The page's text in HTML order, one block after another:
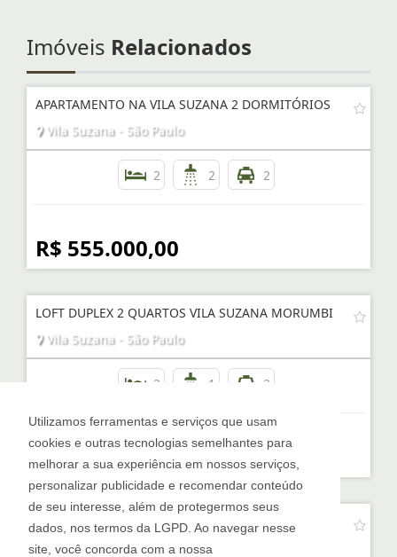
Utilizamos ferramentas e serviços que usam
cookies e outras tecnologias semelhantes para
melhorar a sua experiência em nossos serviços,
personalizar publicidade e recomendar conteúdo
de seu interesse, além de protegermos seus
dados, nos termos da LGPD. Ao navegar nesse
site, você concorda com a nossa
Imóveis Relacionados
APARTAMENTO NA VILA SUZANA 2 DORMITÓRIOS
Vila Suzana - São Paulo
2 2 2
R$ 555.000,00
LOFT DUPLEX 2 QUARTOS VILA SUZANA MORUMBI
Vila Suzana - São Paulo
2 1 2
R$ 550.000,00
APARTAMENTO COM 2 SUÍTES NA VILA SUZANA
Vila Suzana - São Paulo